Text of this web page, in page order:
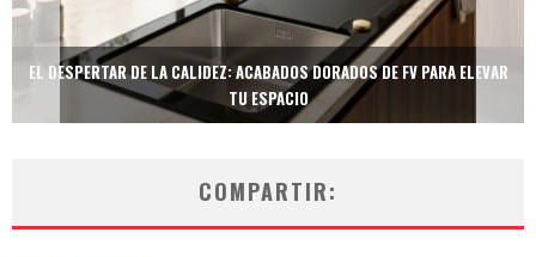
EL DESPERTAR DE LA CALIDEZ: ACABADOS DORADOS DE FV PARA ELEVAR
TU ESPACIO
COMPARTIR: